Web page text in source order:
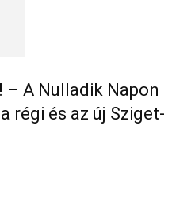
– A Nulladik Napon
régi és az új Sziget-